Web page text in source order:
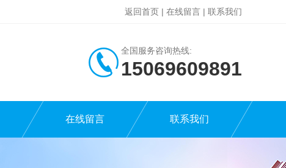
返回首页 | 在线留言 | 联系我们
全国服务咨询热线:
15069609891
在线留言 联系我们